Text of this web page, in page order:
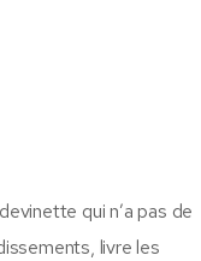
qui n’a pas de
livre les